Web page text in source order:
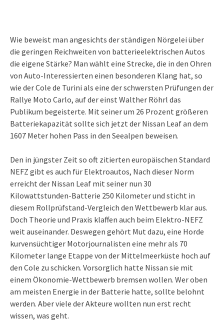
Wie beweist man angesichts der ständigen Nörgelei über
die geringen Reichweiten von batterieelektrischen Autos
die eigene Stärke? Man wählt eine Strecke, die in den Ohren
von Auto-Interessierten einen besonderen Klang hat, so
wie der Cole de Turini als eine der schwersten Prüfungen der
Rallye Moto Carlo, auf der einst Walther Röhrl das
Publikum begeisterte. Mit seiner um 26 Prozent größeren
Batteriekapazität sollte sich jetzt der Nissan Leaf an dem
1607 Meter hohen Pass in den Seealpen beweisen.
Den in jüngster Zeit so oft zitierten europäischen Standard
NEFZ gibt es auch für Elektroautos, Nach dieser Norm
erreicht der Nissan Leaf mit seiner nun 30
Kilowattstunden-Batterie 250 Kilometer und sticht in
diesem Rollprüfstand-Vergleich den Wettbewerb klar aus.
Doch Theorie und Praxis klaffen auch beim Elektro-NEFZ
weit auseinander. Deswegen gehört Mut dazu, eine Horde
kurvensüchtiger Motorjournalisten eine mehr als 70
Kilometer lange Etappe von der Mittelmeerküste hoch auf
den Cole zu schicken. Vorsorglich hatte Nissan sie mit
einem Ökonomie-Wettbewerb bremsen wollen. Wer oben
am meisten Energie in der Batterie hatte, sollte belohnt
werden. Aber viele der Akteure wollten nun erst recht
wissen, was geht.